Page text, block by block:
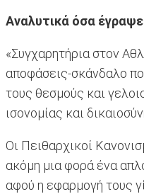
Αναλυτικά όσα
«Συγχαρητήρια στον
αποφάσεις-σκάνδαλο
τους θεσμούς και
ισονομίας και
Οι Πειθαρχικοί
ακόμη μια φορά ένα
αφού η εφαρμογή τους